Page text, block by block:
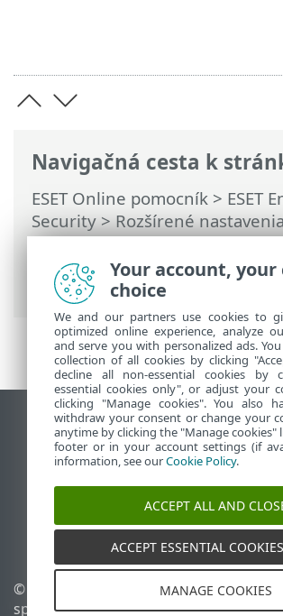
Navigačná cesta k
ESET Online pomocník > ESET
Security>Rozšírené
Ochrana>Ochrana prístupu
Správa zoznamu URL adries>
adries
Zobraziť stránku ako na počítači
End of Life
Databáza znalostí ESET
ESET Fórum
ESET Status Portal
Technická podpora
© 1992 - 2026 ESET,
spol. s r. o. Všetky práva
Zásady
Your account, your
choice
We and our partners use cookies to
optimized online experience, analyze
and serve you with personalized ads.
collection of all cookies by clicking
decline all non-essential cookies by
essential cookies only", or adjust your
clicking "Manage cookies". You also
withdraw your consent or change your
anytime by clicking the "Manage cookies"
footer or in your account settings (if
information, see ourCookie Policy.
ACCEPT ALL AND
ACCEPT ESSENTIAL
MANAGE COOKIES